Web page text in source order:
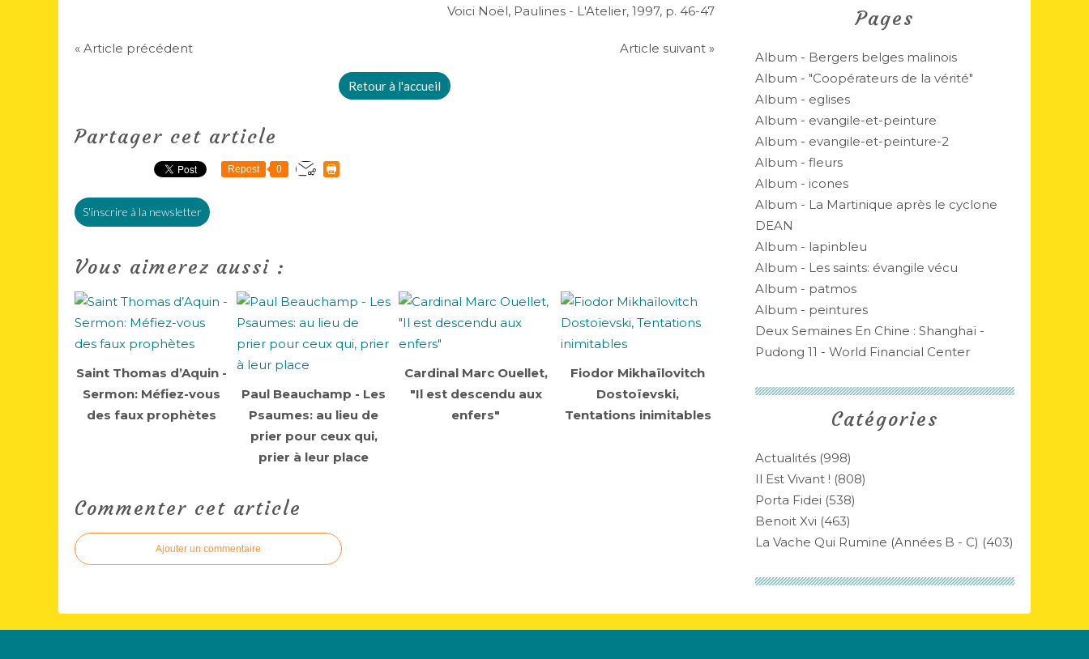
Voici Noël, Paulines - L'Atelier, 1997, p. 46-47
« Article précédent Article suivant »
Retour à l'accueil
Partager cet article
Repost 0
S'inscrire à la newsletter
Vous aimerez aussi :
Saint Thomas d’Aquin -
Sermon: Méfiez-vous
des faux prophètes
Paul Beauchamp - Les
Psaumes: au lieu de
prier pour ceux qui,
prier à leur place
Cardinal Marc Ouellet,
"Il est descendu aux
enfers"
Fiodor Mikhaïlovitch
Dostoïevski,
Tentations inimitables
Commenter cet article
Ajouter un commentaire
Catégories
Actualités (998)
Il Est Vivant ! (808)
Porta Fidei (538)
Benoit Xvi (463)
La Vache Qui Rumine (années B - C) (403)
Pages
Album - Bergers belges malinois
Album - "Coopérateurs de la vérité"
Album - eglises
Album - evangile-et-peinture
Album - evangile-et-peinture-2
Album - fleurs
Album - icones
Album - La Martinique après le cyclone
DEAN
Album - lapinbleu
Album - Les saints: évangile vécu
Album - patmos
Album - peintures
Deux Semaines En Chine : Shanghaï -
Pudong 11 - World Financial Center